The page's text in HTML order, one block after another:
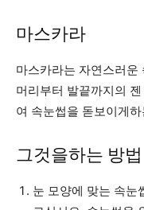
마스카라
마스카라는 자연스러운
머리부터 발끝까지의
여 속눈썹을 돋보이게
그것을하는 방법
눈 모양에 맞는 속눈